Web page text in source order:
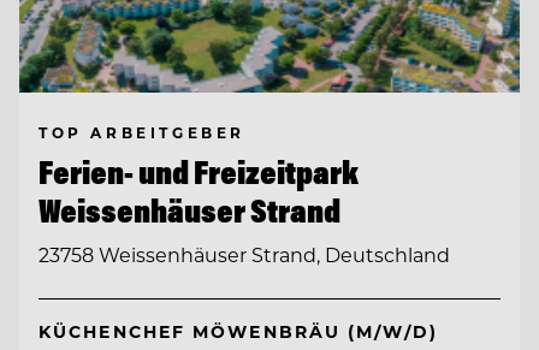
TOP ARBEITGEBER
Ferien- und Freizeitpark
Weissenhäuser Strand
23758 Weissenhäuser Strand, Deutschland
KÜCHENCHEF MÖWENBRÄU (M/W/D)